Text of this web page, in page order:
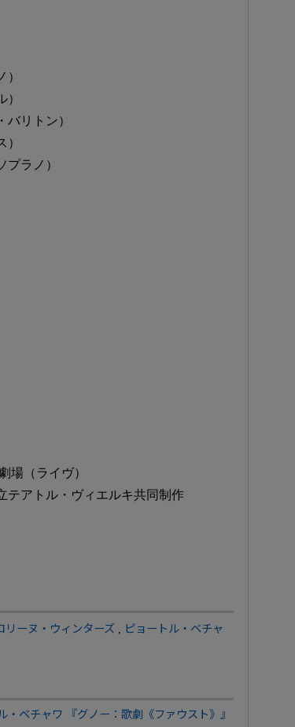
リトン）
ラノ）
場（ライヴ）
テアトル・ヴィエルキ共同制作
リーヌ・ウィンターズ
ピョートル・ベチャ
ベチャワ 『グノー：歌劇《ファウスト》』